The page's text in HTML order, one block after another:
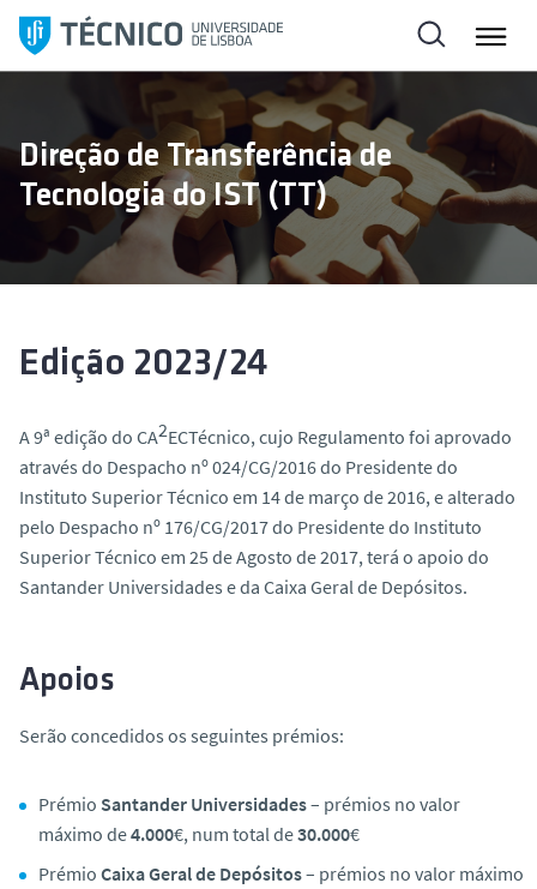
l
a
Direção de Transferência de
Tecnologia do IST (TT)
Edição 2023/24
A 9ª edição do CA2ECTécnico, cujo Regulamento foi aprovado
através do Despacho nº 024/CG/2016 do Presidente do
Instituto Superior Técnico em 14 de março de 2016, e alterado
pelo Despacho nº 176/CG/2017 do Presidente do Instituto
Superior Técnico em 25 de Agosto de 2017, terá o apoio do
Santander Universidades e da Caixa Geral de Depósitos.
Apoios
Serão concedidos os seguintes prémios:
Prémio Santander Universidades– prémios no valor
máximo de4.000€, num total de30.000€
Prémio Caixa Geral de Depósitos– prémios no valor máximo